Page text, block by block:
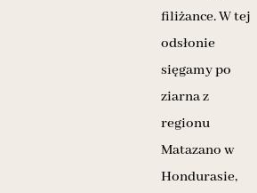
filiżance. W tej
odsłonie
sięgamy po
ziarna z
regionu
Matazano w
Hondurasie,